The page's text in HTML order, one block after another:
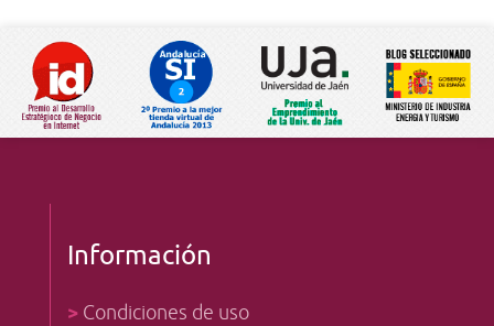
Información
> Condiciones de uso